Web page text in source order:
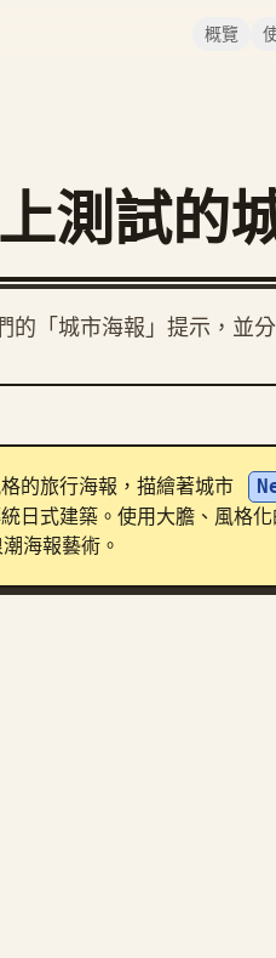
概覽
測試的
的「城市海報」提示，並
的旅行海報，描繪著城市
日式建築。使用大膽、風格
海報藝術。